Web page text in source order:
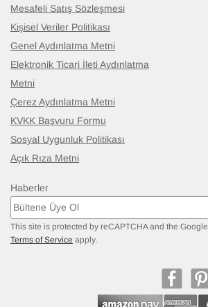
Mesafeli Satış Sözleşmesi
Kişisel Veriler Politikası
Genel Aydınlatma Metni
Elektronik Ticari İleti Aydınlatma
Metni
Çerez Aydınlatma Metni
KVKK Başvuru Formu
Sosyal Uygunluk Politikası
Açık Rıza Metni
Haberler
This site is protected by reCAPTCHA and the Google
Terms of Service apply.